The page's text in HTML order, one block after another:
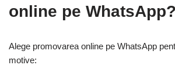
online pe WhatsApp?
Alege promovarea online pe WhatsApp
motive: